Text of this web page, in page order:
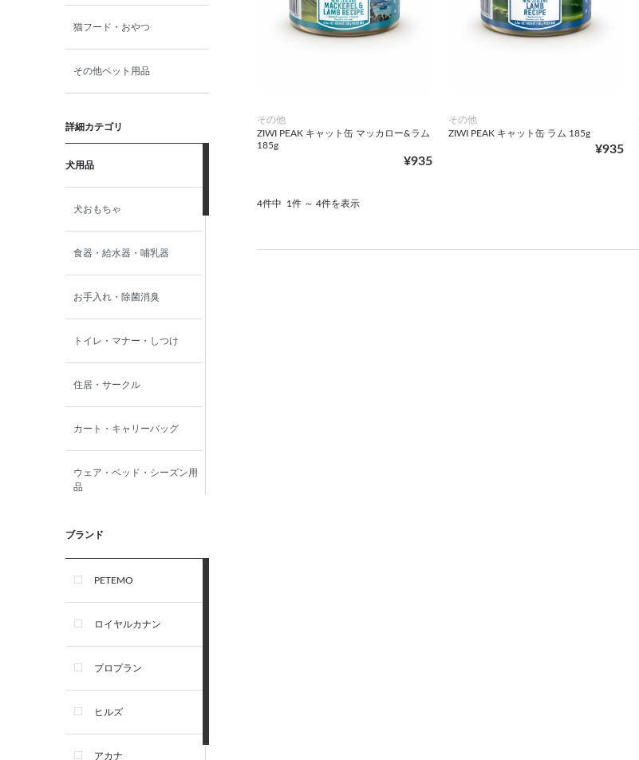
猫フード・おやつ
その他ペット用品
詳細カテゴリ
犬用品
犬おもちゃ
食器・給水器・哺乳器
お手入れ・除菌消臭
トイレ・マナー・しつけ
住居・サークル
カート・キャリーバッグ
ウェア・ベッド・シーズン用
品
首輪・ハーネス(胴輪)・リー
イ・ウェット）
犬ドライフード
ブランド
PETEMO
ロイヤルカナン
プロプラン
ヒルズ
アカナ
その他
ZIWI PEAK キャット缶 マッカロー&ラム
185g
¥935
その他
ZIWI PEAK キャット缶 ラム 185g
¥935
4件中 1件 ～ 4件を表示